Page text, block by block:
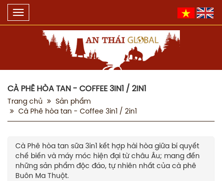
Toggle
navigation
CÀ PHÊ HÒA TAN - COFFEE 3IN1 / 2IN1
Trang chủ
Sản phẩm
Cà Phê hòa tan - Coffee 3in1 / 2in1
Cà Phê hòa tan sữa 3in1 kết hợp hài hòa giữa bí quyết
chế biến và máy móc hiện đại từ châu Âu; mang đến
những sản phẩm độc đáo, tự nhiên nhất của cà phê
Buôn Ma Thuột.